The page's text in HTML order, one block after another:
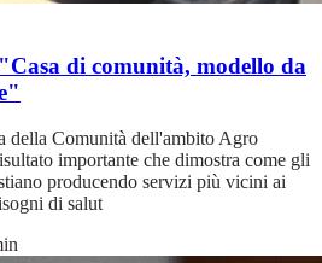
di comunità, modello da
della Comunità dell'ambito Agro
importante che dimostra come gli
producendo servizi più vicini ai
di salut